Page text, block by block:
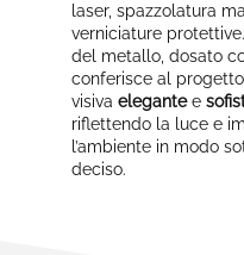
laser, spazzolatura
verniciature protettive.
del metallo, dosato
conferisce al
visiva elegantee
riflettendo la luce e
l’ambiente in modo
deciso.